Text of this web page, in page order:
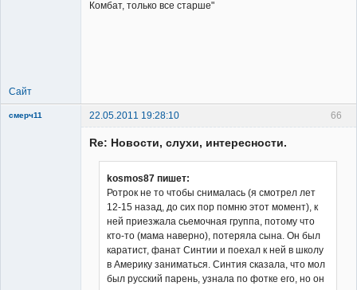
Комбат, только все старше"
Сайт
66
смерч11
22.05.2011 19:28:10
Re: Новости, слухи, интересности.
kosmos87 пишет:
Ротрок не то чтобы снималась (я смотрел лет
12-15 назад, до сих пор помню этот момент), к
ней приезжала сьемочная группа, потому что
кто-то (мама наверно), потеряла сына. Он был
каратист, фанат Синтии и поехал к ней в школу
в Америку заниматься. Синтия сказала, что мол
был русский парень, узнала по фотке его, но он